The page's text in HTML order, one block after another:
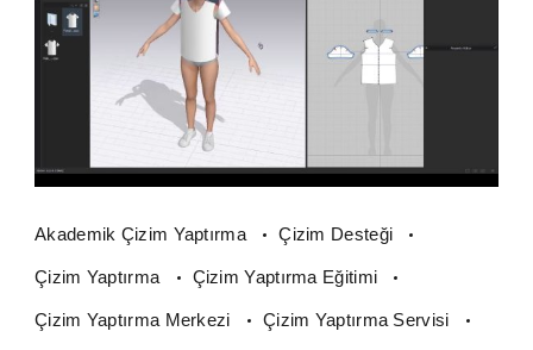
Akademik Çizim Yaptırma Çizim Desteği
Çizim Yaptırma Çizim Yaptırma Eğitimi
Çizim Yaptırma Merkezi Çizim Yaptırma Servisi